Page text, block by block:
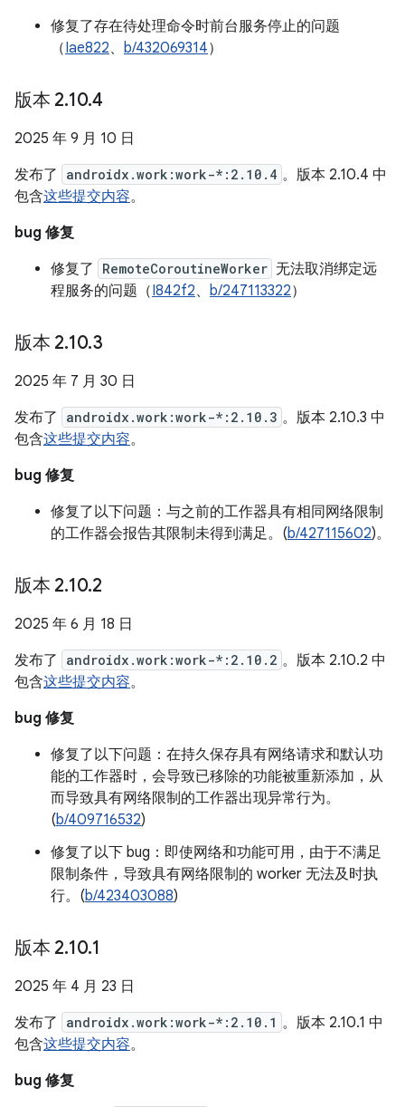
修复了存在待处理命令时前台服务停止的问题
（Iae822、 b/432069314）
版本 2.10.4
2025 年 9 月 10 日
发布了
androidx.work:work-*:2.10.4 。版本 2.10.4 中
包含这些提交内容。
bug 修复
修复了
RemoteCoroutineWorker 无法取消绑定远
程服务的问题（I842f2、 b/247113322）
版本 2.10.3
2025 年 7 月 30 日
发布了
androidx.work:work-*:2.10.3 。版本 2.10.3 中
包含这些提交内容。
bug 修复
修复了以下问题：与之前的工作器具有相同网络限制
的工作器会报告其限制未得到满足。(b/427115602)。
版本 2.10.2
2025 年 6 月 18 日
发布了
androidx.work:work-*:2.10.2 。版本 2.10.2 中
包含这些提交内容。
bug 修复
修复了以下问题：在持久保存具有网络请求和默认功
能的工作器时，会导致已移除的功能被重新添加，从
而导致具有网络限制的工作器出现异常行为。
(b/409716532)
修复了以下 bug：即使网络和功能可用，由于不满足
限制条件，导致具有网络限制的 worker 无法及时执
行。(b/423403088)
版本 2.10.1
2025 年 4 月 23 日
发布了
androidx.work:work-*:2.10.1 。版本 2.10.1 中
包含这些提交内容。
bug 修复